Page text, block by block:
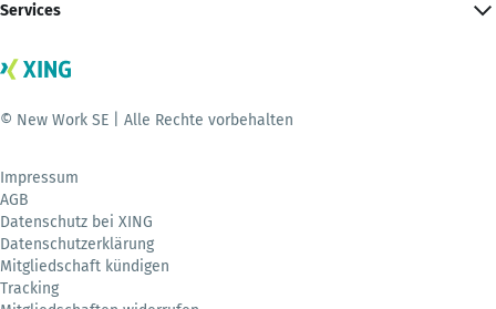
Services
© New Work SE | Alle Rechte vorbehalten
Impressum
AGB
Datenschutz bei XING
Datenschutzerklärung
Mitgliedschaft kündigen
Tracking